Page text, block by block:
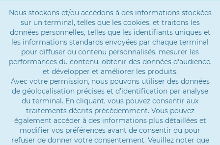
Nous stockons et/ou accédons à des informations stockées
sur un terminal, telles que les cookies, et traitons les
données personnelles, telles que les identifiants uniques et
les informations standards envoyées par chaque terminal
pour diffuser du contenu personnalisés, mesurer les
performances du contenu, obtenir des données d'audience,
et développer et améliorer les produits.
Avec votre permission, nous pouvons utiliser des données
de géolocalisation précises et d’identification par analyse
du terminal. En cliquant, vous pouvez consentir aux
traitements décrits précédemment. Vous pouvez
également accéder à des informations plus détaillées et
modifier vos préférences avant de consentir ou pour
refuser de donner votre consentement. Veuillez noter que